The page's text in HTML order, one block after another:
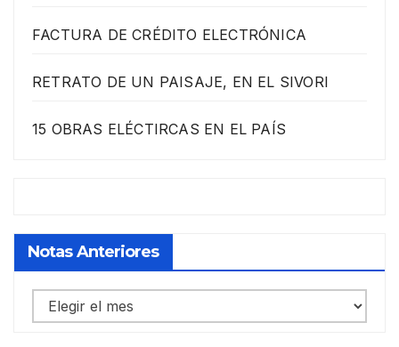
FACTURA DE CRÉDITO ELECTRÓNICA
RETRATO DE UN PAISAJE, EN EL SIVORI
15 OBRAS ELÉCTIRCAS EN EL PAÍS
Notas Anteriores
Notas
anteriores